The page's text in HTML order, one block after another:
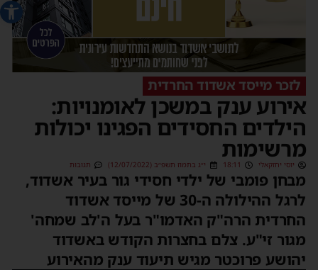
לזכר מייסד אשדוד החרדית
אירוע ענק במשכן לאומנויות:
הילדים החסידים הפגינו יכולות
מרשימות
יוסי יחזקאלי 18:11 י״ג בתמוז תשפ״ב (12/07/2022) תגובות
מבחן פומבי של ילדי חסידי גור בעיר אשדוד,
לרגל ההילולה ה-30 של מייסד אשדוד
החרדית הרה"ק האדמו"ר בעל ה'לב שמחה'
מגור זי"ע. צלם בחצרות הקודש באשדוד
יהושע פרוכטר מגיש תיעוד ענק מהאירוע